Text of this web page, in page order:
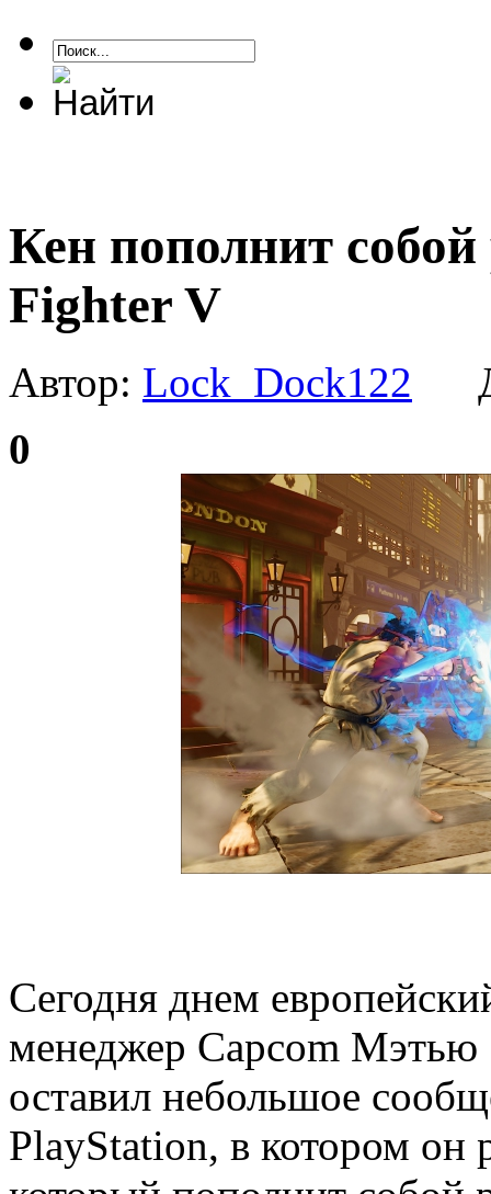
Кен пополнит
Fighter V
Автор: Lock_Dock122
0
Сегодня днем
менеджер Capcom Мэтью
оставил небольшое
PlayStation, в котором он